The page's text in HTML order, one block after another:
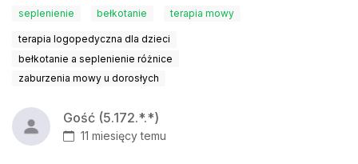
seplenienie bełkotanie terapia mowy
terapia logopedyczna dla dzieci
bełkotanie a seplenienie różnice
zaburzenia mowy u dorosłych
Gość (5.172.*.*)
11 miesięcy temu